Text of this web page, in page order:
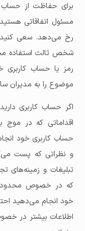
برای حفاظت از حساب
مسئول اتفاقاتی
رخ می‌دهد. سعی کنید
شخص ثالث استفاده
رمز یا حساب
موضوع را به مدیران
اگر حساب کاربری
اقداماتی که در موج
حساب کاربری خود
و نظراتی که پست
تبلیغات و زمینه‌های
که در خصوص محدود
خود انجام می‌دهید
اطلاعات بیشتر در